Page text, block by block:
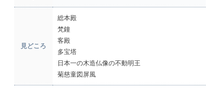
見どころ
総本殿
梵鐘
客殿
多宝塔
日本一の木造仏像の不動明王
菊慈童図屏風